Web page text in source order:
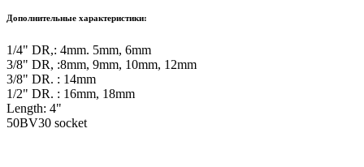
Дополнительные характеристики:
1/4" DR,: 4mm. 5mm, 6mm
3/8" DR, :8mm, 9mm, 10mm, 12mm
3/8" DR. : 14mm
1/2" DR. : 16mm, 18mm
Length: 4"
50BV30 socket